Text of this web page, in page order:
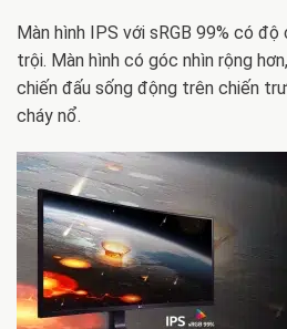
Màn hình IPS với sRGB 99% có
trội. Màn hình có góc nhìn rộng
chiến đấu sống động trên chiến
cháy nổ.